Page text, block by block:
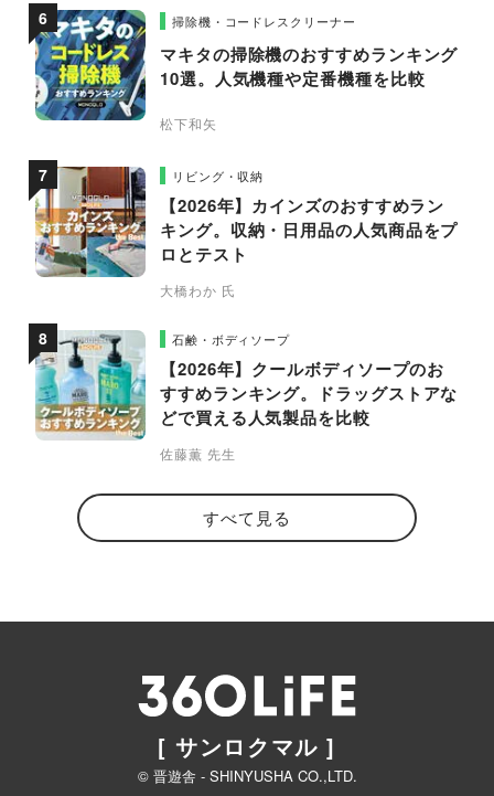
掃除機・コードレスクリーナー
マキタの掃除機のおすすめランキング
10選。人気機種や定番機種を比較
松下和矢
リビング・収納
【2026年】カインズのおすすめラン
キング。収納・日用品の人気商品をプ
ロとテスト
大橋わか 氏
石鹸・ボディソープ
【2026年】クールボディソープのお
すすめランキング。ドラッグストアな
どで買える人気製品を比較
佐藤薫 先生
すべて見る
[ サンロクマル ]
© 晋遊舎 - SHINYUSHA CO.,LTD.